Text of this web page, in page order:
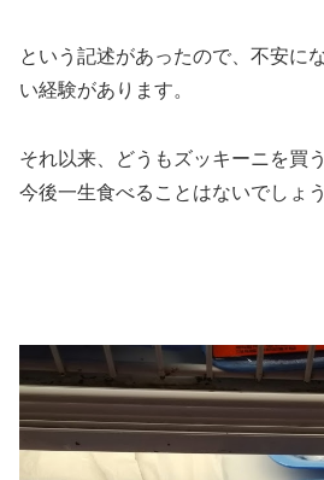
という記述があったので、不安に
い経験があります。
それ以来、どうもズッキーニを買
今後一生食べることはないでしょう